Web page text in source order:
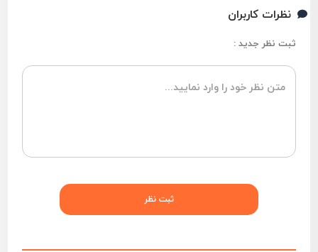
نظرات کاربران
ثبت نظر جدید :